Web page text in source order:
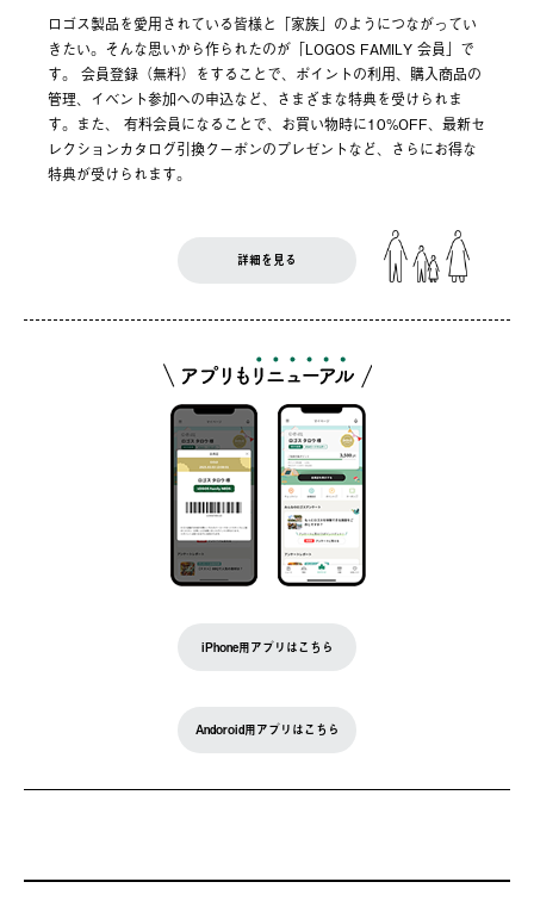
ロゴス製品を愛用されている皆様と「家族」のようにつながってい
きたい。そんな思いから作られたのが「LOGOS FAMILY 会員」で
す。 会員登録（無料）をすることで、ポイントの利用、購入商品の
管理、イベント参加への申込など、さまざまな特典を受けられま
す。また、 有料会員になることで、お買い物時に10%OFF、最新セ
レクションカタログ引換クーポンのプレゼントなど、さらにお得な
特典が受けられます。
詳細を見る
iPhone用アプリはこちら
Andoroid用アプリはこちら